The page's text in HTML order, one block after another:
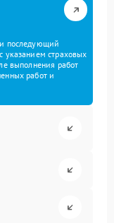
и последующий
указанием страховых
выполнения работ
работ и